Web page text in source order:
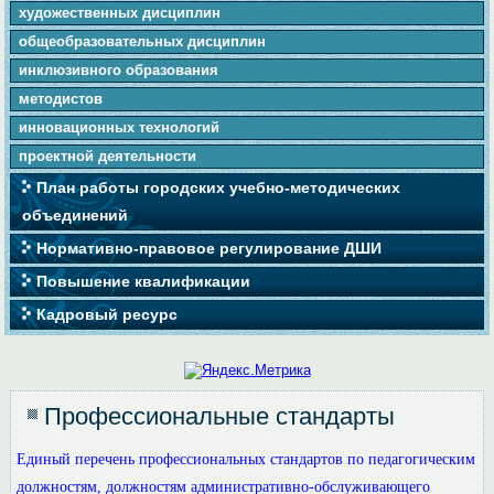
художественных дисциплин
общеобразовательных дисциплин
инклюзивного образования
методистов
инновационных технологий
проектной деятельности
План работы городских учебно-методических
объединений
Нормативно-правовое регулирование ДШИ
Повышение квалификации
Кадровый ресурс
Профессиональные стандарты
Единый перечень профессиональных стандартов по педагогическим
должностям, должностям административно-обслуживающего